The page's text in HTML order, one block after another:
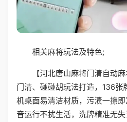
相关麻将玩法及特色;
【河北唐山麻将门清自动
门清、碰碰胡玩法打造，136张
机桌面易清洁材质，污渍一擦
音运行不扰生活，洗牌精准无